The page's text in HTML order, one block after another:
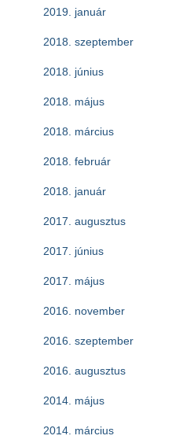
2019. január
2018. szeptember
2018. június
2018. május
2018. március
2018. február
2018. január
2017. augusztus
2017. június
2017. május
2016. november
2016. szeptember
2016. augusztus
2014. május
2014. március